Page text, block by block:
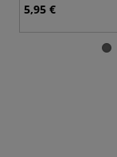
5,95 €